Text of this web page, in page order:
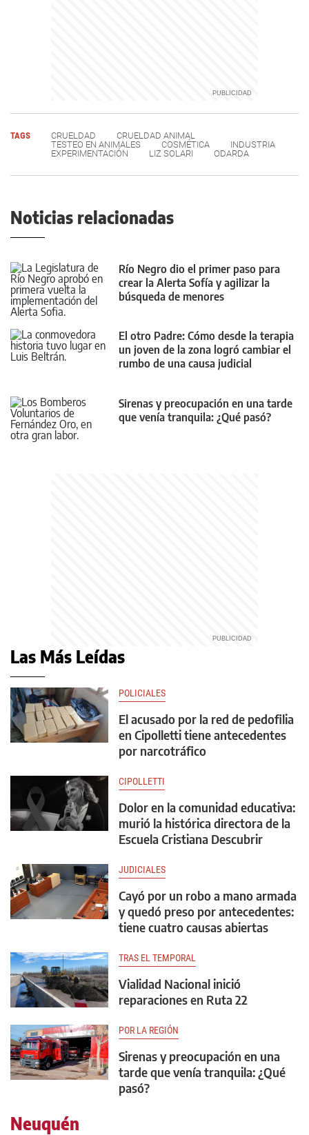
TAGS CRUELDAD
CRUELDAD ANIMAL
TESTEO EN ANIMALES
COSMÉTICA
INDUSTRIA
EXPERIMENTACIÓN
LIZ SOLARI ODARDA
Noticias relacionadas
Río Negro dio el primer paso para
crear la Alerta Sofía y agilizar la
búsqueda de menores
El otro Padre: Cómo desde la terapia
un joven de la zona logró cambiar el
rumbo de una causa judicial
Sirenas y preocupación en una tarde
que venía tranquila: ¿Qué pasó?
Las Más Leídas
POLICIALES
El acusado por la red de pedofilia
en Cipolletti tiene antecedentes
por narcotráfico
CIPOLLETTI
Dolor en la comunidad educativa:
murió la histórica directora de la
Escuela Cristiana Descubrir
JUDICIALES
Cayó por un robo a mano armada
y quedó preso por antecedentes:
tiene cuatro causas abiertas
TRAS EL TEMPORAL
Vialidad Nacional inició
reparaciones en Ruta 22
POR LA REGIÓN
Sirenas y preocupación en una
tarde que venía tranquila: ¿Qué
pasó?
Neuquén